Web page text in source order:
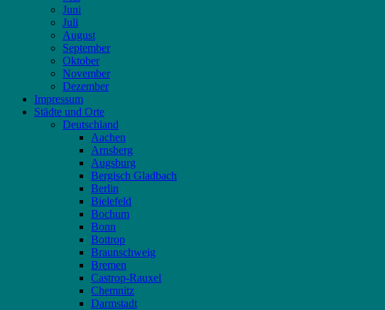
Juni
Juli
August
September
Oktober
November
Dezember
Impressum
Städte und Orte
Deutschland
Aachen
Arnsberg
Augsburg
Bergisch Gladbach
Berlin
Bielefeld
Bochum
Bonn
Bottrop
Braunschweig
Bremen
Castrop-Rauxel
Chemnitz
Darmstadt